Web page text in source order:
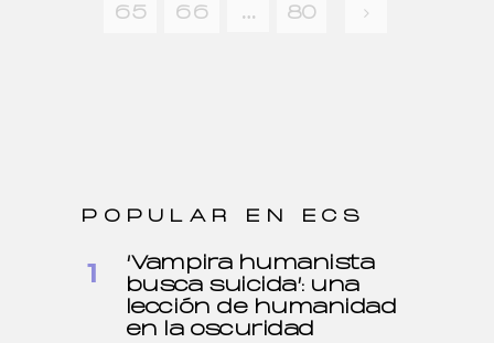
65
66 … 80
POPULAR EN ECS
‘Vampira humanista
busca suicida’: una
lección de humanidad
en la oscuridad